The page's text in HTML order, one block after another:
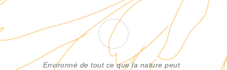
Environné de tout ce que la nature peut